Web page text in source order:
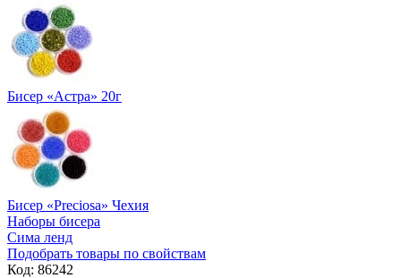
Бисер «Астра» 20г
Бисер «Preciosa» Чехия
Наборы бисера
Сима ленд
Подобрать товары по свойствам
Код: 86242